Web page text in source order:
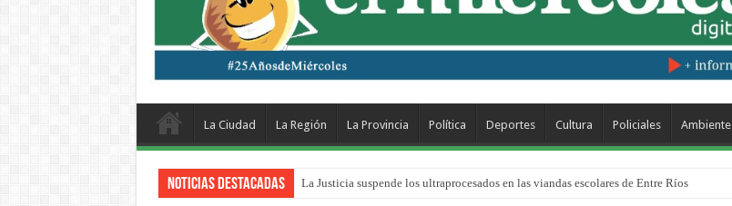
La Ciudad La Región La Provincia Política Deportes Cultura Policiales Ambiente
Noticias Destacadas La Justicia suspende los ultraprocesados en las viandas escolares de Entre Ríos